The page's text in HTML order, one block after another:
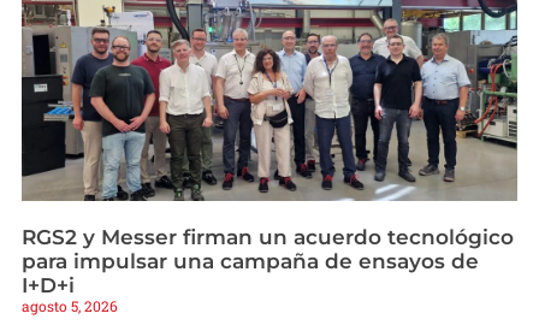
RGS2 y Messer firman un acuerdo tecnológico
para impulsar una campaña de ensayos de
I+D+i
agosto 5, 2026